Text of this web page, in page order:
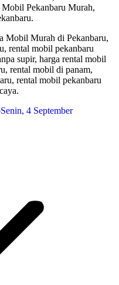
Pekanbaru Murah,
Mobil Murah di Pekanbaru,
rental mobil pekanbaru
supir, harga rental mobil
rental mobil di panam,
rental mobil pekanbaru
Senin, 4 September